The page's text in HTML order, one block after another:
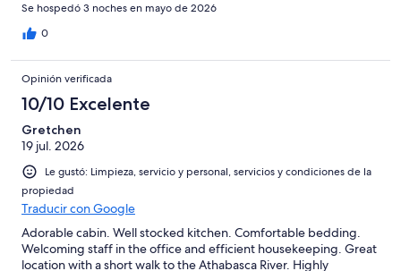
Se hospedó 3 noches en mayo de 2026
0
Opinión verificada
10/10 Excelente
Gretchen
19 jul. 2026
Le gustó: Limpieza, servicio y personal, servicios y condiciones de la
propiedad
Traducir con Google
Adorable cabin. Well stocked kitchen. Comfortable bedding.
Welcoming staff in the office and efficient housekeeping. Great
location with a short walk to the Athabasca River. Highly